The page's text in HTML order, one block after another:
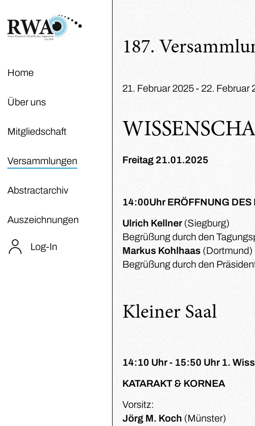
Home
Über uns
Mitgliedschaft
Versammlungen
Abstractarchiv
Auszeichnungen
Log-In
187.
21. Februar 2025 - 22. Februar
Freitag 21.01.2025
14:00Uhr ERÖFFNUNG DES
Ulrich Kellner (Siegburg)
Begrüßung durch den
Markus Kohlhaas (Dortmund)
Begrüßung durch den
Kleiner Saal
14:10 Uhr - 15:50 Uhr 1.
KATARAKT & KORNEA
Vorsitz:
Jörg M. Koch (Münster)